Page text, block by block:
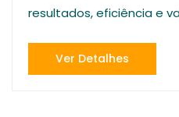
resultados, eficiência e
Ver Detalhes